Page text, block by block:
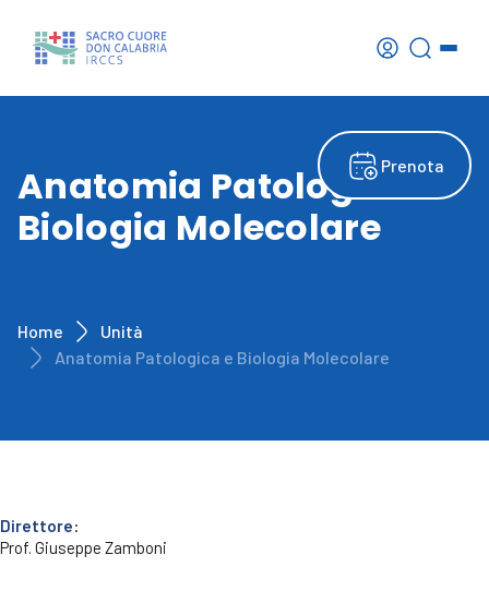
Prenota
Anatomia Patologica e
Biologia Molecolare
Home
Unità
Anatomia Patologica e Biologia Molecolare
Direttore:
Prof. Giuseppe Zamboni